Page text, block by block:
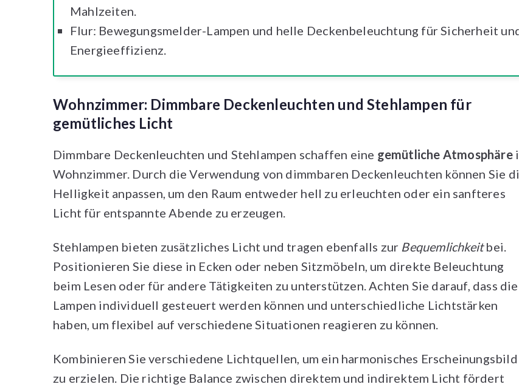
Mahlzeiten.
Flur: Bewegungsmelder-Lampen und helle Deckenbeleuchtung für Sicherheit
Energieeffizienz.
Wohnzimmer: Dimmbare Deckenleuchten und Stehlampen für
gemütliches Licht
Dimmbare Deckenleuchten und Stehlampen schaffen eine gemütliche Atmosphäre
Wohnzimmer. Durch die Verwendung von dimmbaren Deckenleuchten können Sie
Helligkeit anpassen, um den Raum entweder hell zu erleuchten oder ein sanfteres
Licht für entspannte Abende zu erzeugen.
Stehlampen bieten zusätzliches Licht und tragen ebenfalls zur Bequemlichkeitbei.
Positionieren Sie diese in Ecken oder neben Sitzmöbeln, um direkte Beleuchtung
beim Lesen oder für andere Tätigkeiten zu unterstützen. Achten Sie darauf, dass die
Lampen individuell gesteuert werden können und unterschiedliche Lichtstärken
haben, um flexibel auf verschiedene Situationen reagieren zu können.
Kombinieren Sie verschiedene Lichtquellen, um ein harmonisches Erscheinungsbild
zu erzielen. Die richtige Balance zwischen direktem und indirektem Licht fördert